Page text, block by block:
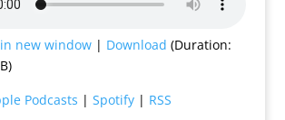
new window| Download (Duration:
Podcasts | Spotify| RSS